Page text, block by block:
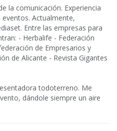
la comunicación. Experiencia
Actualmente,
Entre las empresas para
- Herbalife - Federación
de Empresarios y
de Alicante - Revista Gigantes
todoterreno. Me
dándole siempre un aire